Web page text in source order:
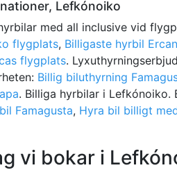
Lefkónoiko
med all inclusive vid
flygplats, Billigaste hyrbil
flygplats.
Billig biluthyrning
. Billiga hyrbilar i
Famagusta, Hyra bil billigt
vi bokar i